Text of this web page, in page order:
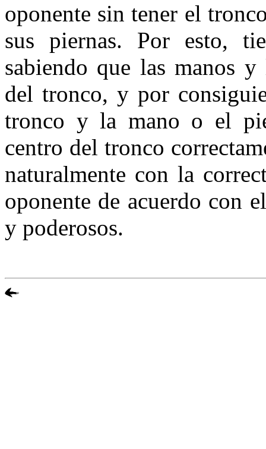
oponente sin tener el
sus piernas. Por esto,
sabiendo que las manos
del tronco, y por
tronco y la mano o el
centro del tronco
naturalmente con la
oponente de acuerdo con
y poderosos.